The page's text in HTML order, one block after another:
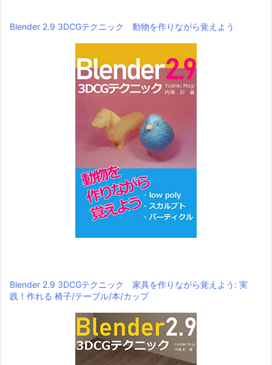
Blender 2.9 3DCGテクニック 動物を作りながら覚えよう
Blender 2.9 3DCGテクニック 家具を作りながら覚えよう: 実
践！作れる 椅子/テーブル/本/カップ